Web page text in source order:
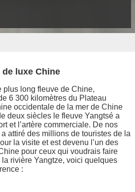
luxe Chine
plus long fleuve de Chine,
6 300 kilomètres du Plateau
occidentale de la mer de Chine
deux siècles le fleuve Yangtsé a
et l’artère commerciale. De nos
attiré des millions de touristes de la
la visite et est devenu l’un des
pour ceux qui voudrais faire
rivière Yangtze, voici quelques
: